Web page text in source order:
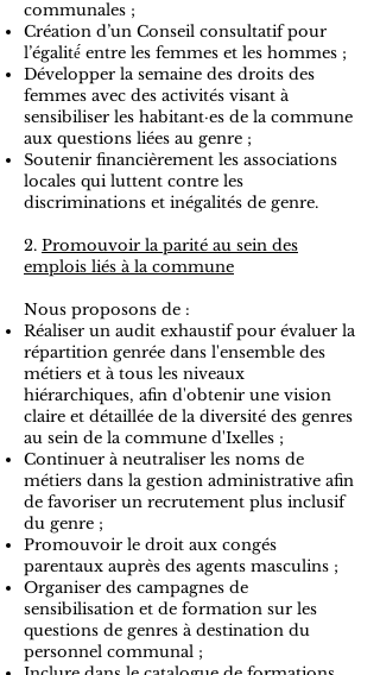
communales ;
Création d’un Conseil consultatif pour
l’égalité́ entre les femmes et les hommes ;
Développer la semaine des droits des
femmes avec des activités visant à
sensibiliser les habitant·es de la commune
aux questions liées au genre ;
Soutenir financièrement les associations
locales qui luttent contre les
discriminations et inégalités de genre.
2. Promouvoir la parité au sein des
emplois liés à la commune
Nous proposons de :
Réaliser un audit exhaustif pour évaluer la
répartition genrée dans l'ensemble des
métiers et à tous les niveaux
hiérarchiques, afin d'obtenir une vision
claire et détaillée de la diversité des genres
au sein de la commune d'Ixelles ;
Continuer à neutraliser les noms de
métiers dans la gestion administrative afin
de favoriser un recrutement plus inclusif
du genre ;
Promouvoir le droit aux congés
parentaux auprès des agents masculins ;
Organiser des campagnes de
sensibilisation et de formation sur les
questions de genres à destination du
personnel communal ;